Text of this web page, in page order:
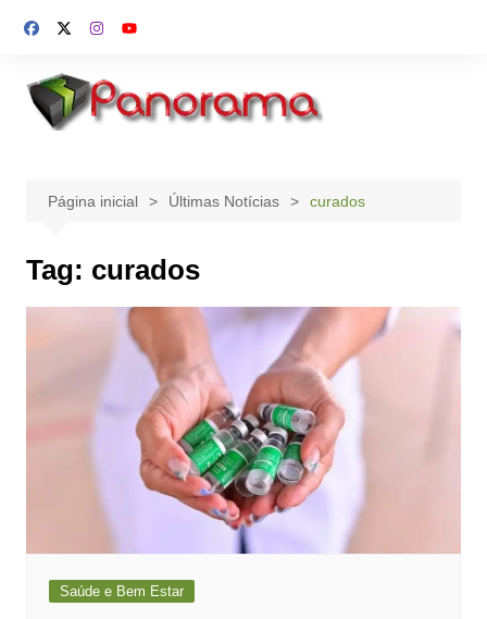
para
conteúdo
Página inicial Últimas Notícias curados
Tag: curados
Saúde e Bem Estar